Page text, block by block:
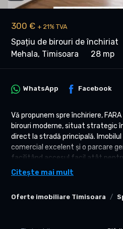
300 € + 21% TVA
Spațiu de birouri de închiriat
Mehala, Timisoara
28 mp
Oferte imobiliare Timisoara
WhatsApp Facebook
Vă propunem spre închiriere, FARA
birouri moderne, situat strategic
direct la stradă principală.
comercial excelent și o parcare
facilitând accesul facil atât
clienți.
-Suprafață utilă: 28 mp (32,5 mp
Citește mai mult